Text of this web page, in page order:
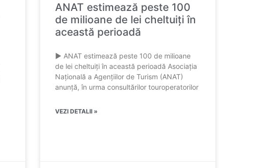
ANAT estimează peste 100
de milioane de lei cheltuiți în
această perioadă
► ANAT estimează peste 100 de milioane
de lei cheltuiți în această perioadă Asociația
Națională a Agențiilor de Turism (ANAT)
anunță, în urma consultărilor touroperatorilor
VEZI DETALII »